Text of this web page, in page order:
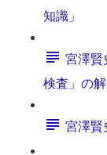
知識」
宮澤賢
検査」の
宮澤